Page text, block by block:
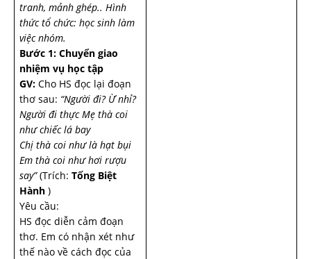
tranh, mảnh ghép.. Hình
thức tổ chức: học sinh làm
việc nhóm.
Bước 1: Chuyển giao
nhiệm vụ học tập
GV: Cho HS đọc lại đoạn
thơ sau: “Người đi? Ừ nhỉ?
Người đi thực Mẹ thà coi
như chiếc lá bay
Chị thà coi như là hạt bụi
Em thà coi như hơi rượu
say”(Trích: Tống Biệt
Hành )
Yêu cầu:
HS đọc diễn cảm đoạn
thơ. Em có nhận xét như
thế nào về cách đọc của